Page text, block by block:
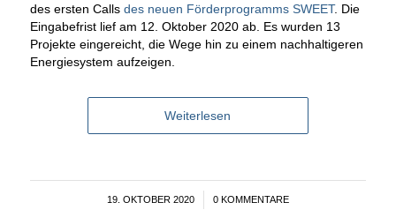
des ersten Calls des neuen Förderprogramms SWEET. Die
Eingabefrist lief am 12. Oktober 2020 ab. Es wurden 13
Projekte eingereicht, die Wege hin zu einem nachhaltigeren
Energiesystem aufzeigen.
Weiterlesen
19. OKTOBER 2020
/ 0 KOMMENTARE